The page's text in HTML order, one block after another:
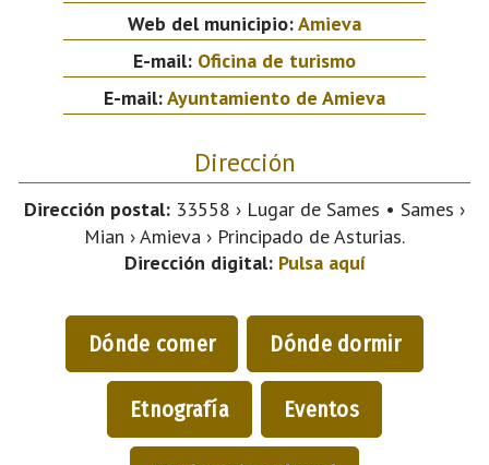
Web del municipio:Amieva
E-mail: Oficina de turismo
E-mail:Ayuntamiento de Amieva
Dirección
Dirección postal: 33558 › Lugar de Sames • Sames ›
Mian › Amieva › Principado de Asturias.
Dirección digital: Pulsa aquí
Dónde comer Dónde dormir
Etnografía Eventos